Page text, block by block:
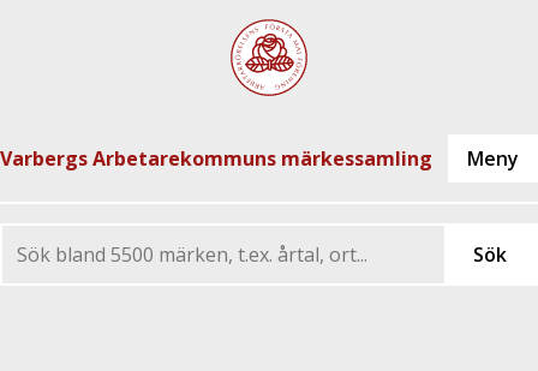
Varbergs Arbetarekommuns märkessamling